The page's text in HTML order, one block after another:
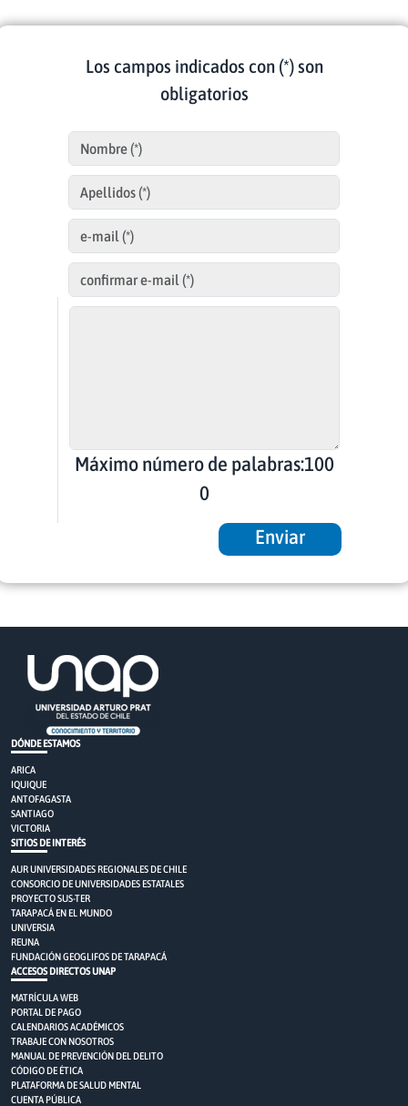
Los campos indicados con (*) son
obligatorios
Máximo número de palabras:100
0
DÓNDE ESTAMOS
ARICA
IQUIQUE
ANTOFAGASTA
SANTIAGO
VICTORIA
SITIOS DE INTERÉS
AUR UNIVERSIDADES REGIONALES DE CHILE
CONSORCIO DE UNIVERSIDADES ESTATALES
PROYECTO SUS-TER
TARAPACÁ EN EL MUNDO
UNIVERSIA
REUNA
FUNDACIÓN GEOGLIFOS DE TARAPACÁ
ACCESOS DIRECTOS UNAP
MATRÍCULA WEB
PORTAL DE PAGO
CALENDARIOS ACADÉMICOS
TRABAJE CON NOSOTROS
MANUAL DE PREVENCIÓN DEL DELITO
CÓDIGO DE ÉTICA
PLATAFORMA DE SALUD MENTAL
CUENTA PÚBLICA